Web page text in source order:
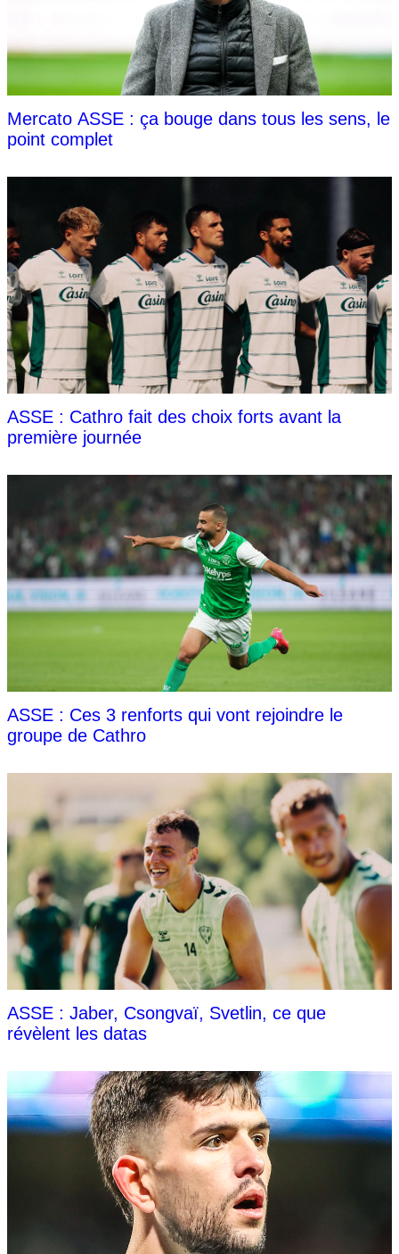
Mercato ASSE : ça bouge dans tous les sens, le
point complet
ASSE : Cathro fait des choix forts avant la
première journée
ASSE : Ces 3 renforts qui vont rejoindre le
groupe de Cathro
ASSE : Jaber, Csongvaï, Svetlin, ce que
révèlent les datas